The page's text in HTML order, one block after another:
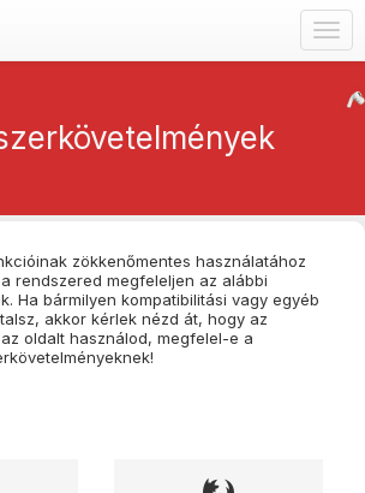
zökkenőmentes használatához
rendszered megfeleljen az alábbi
Ha bármilyen kompatibilitási vagy egyéb
akkor kérlek nézd át, hogy az
oldalt használod, megfelel-e a